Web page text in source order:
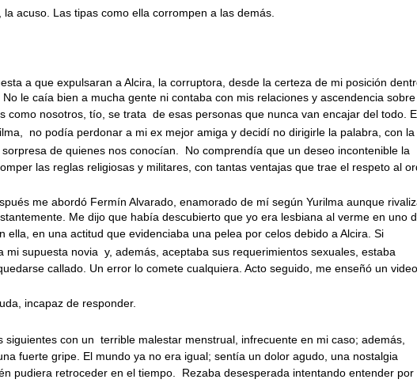
la acuso. Las tipas como ella corrompen a las demás.
a que expulsaran a Alcira, la corruptora, desde la certeza de mi posición
No le caía bien a mucha gente ni contaba con mis relaciones y ascendencia
como nosotros, tío, se trata de esas personas que nunca van encajar del todo.
no podía perdonar a mi ex mejor amiga y decidí no dirigirle la palabra, con la
de quienes nos conocían.
No comprendía que un deseo incontenible la
las reglas religiosas y militares, con tantas ventajas que trae el respeto al
me abordó Fermín Alvarado, enamorado de mí según Yurilma aunque
Me dijo que había descubierto que yo era lesbiana al verme en uno
ella, en una actitud que evidenciaba una pelea por celos debido a Alcira. Si
mi supuesta novia y, además, aceptaba sus requerimientos sexuales, estaba
callado. Un error lo comete cualquiera. Acto seguido, me enseñó un video.
incapaz de responder.
siguientes con un terrible malestar menstrual, infrecuente en mi caso; además,
fuerte gripe. El mundo ya no era igual; sentía un dolor agudo, una nostalgia
pudiera retroceder en el tiempo.
Rezaba desesperada intentando entender por